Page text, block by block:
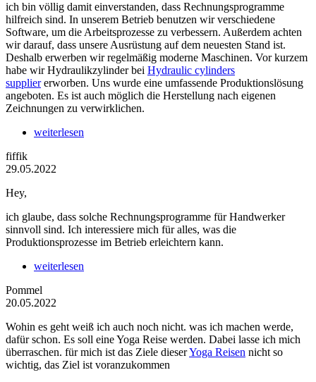
ich bin völlig damit einverstanden, dass Rechnungsprogramme
hilfreich sind. In unserem Betrieb benutzen wir verschiedene
Software, um die Arbeitsprozesse zu verbessern. Außerdem achten
wir darauf, dass unsere Ausrüstung auf dem neuesten Stand ist.
Deshalb erwerben wir regelmäßig moderne Maschinen. Vor kurzem
habe wir Hydraulikzylinder bei Hydraulic cylinders
suppliererworben. Uns wurde eine umfassende Produktionslösung
angeboten. Es ist auch möglich die Herstellung nach eigenen
Zeichnungen zu verwirklichen.
weiterlesen
fiffik
29.05.2022
Hey,
ich glaube, dass solche Rechnungsprogramme für Handwerker
sinnvoll sind. Ich interessiere mich für alles, was die
Produktionsprozesse im Betrieb erleichtern kann.
weiterlesen
Pommel
20.05.2022
Wohin es geht weiß ich auch noch nicht. was ich machen werde,
dafür schon. Es soll eine Yoga Reise werden. Dabei lasse ich mich
überraschen. für mich ist das Ziele dieserYoga Reisen nicht so
wichtig, das Ziel ist voranzukommen